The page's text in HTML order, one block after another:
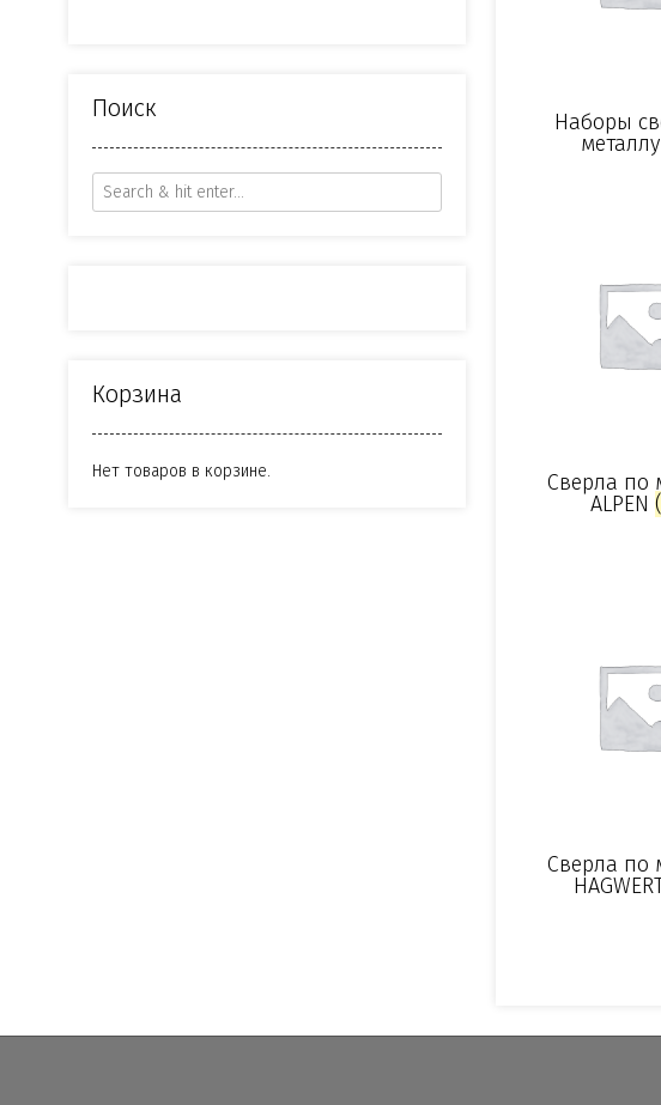
Наборы
Сверла по
ALPEN
Сверла по
Поиск
Корзина
Нет товаров в корзине.